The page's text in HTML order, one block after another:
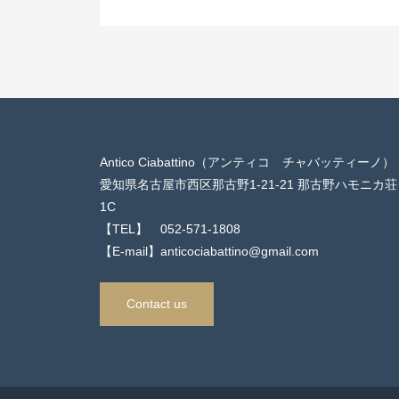
Antico Ciabattino（アンティコ チャバッティーノ）
愛知県名古屋市西区那古野1-21-21 那古野ハモニカ荘
1C
【TEL】 052-571-1808
【E-mail】anticociabattino@gmail.com
Contact us